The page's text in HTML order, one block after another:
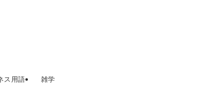
ス用語 雑学